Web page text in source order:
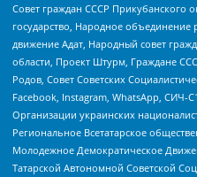
Совет граждан СССР Прикубанского
государство, Народное объединение
движение Адат, Народный совет
области, Проект Штурм, Граждане
Родов, Совет Советских
Facebook, Instagram, WhatsApp, СИЧ-
Организации украинских
Региональное Всетатарское
Молодежное Демократическое
Татарской Автономной Советской